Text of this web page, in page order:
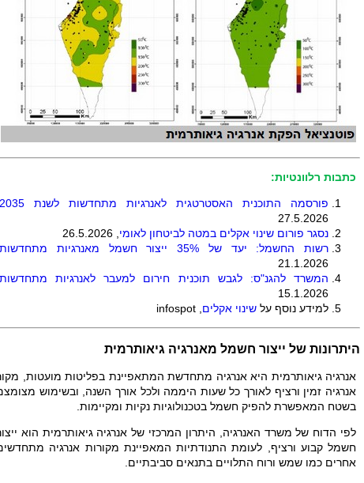
כתבות רלוונטיות:
פורסמה התוכנית האסטרטגית לאנרגיות מתחדשות לשנת 2035
27.5.2026
נסגר פורום שינוי אקלים במטה לביטחון לאומי
רשות החשמל: יעד של 35% ייצור חשמל מאנרגיות מתחדשות
21.1.2026
המשרד להגנ"ס: לגבש תוכנית חירום למעבר לאנרגיות מתחדשות
15.1.2026
למידע נוסף על שינוי אקלים infospot
היתרונות של ייצור חשמל מאנרגיה גיאותרמית
אנרגיה גיאותרמית היא אנרגיה מתחדשת המתאפיינת בפליטות מועטות,
אנרגיה זמין ורציף לאורך כל שעות היממה ולכל אורך השנה, ובשימוש
בשטח המאפשרת להפיק חשמל בטכנולוגיות נקיות ומקיימות.
לפי הדוח של משרד האנרגיה, היתרון המרכזי של אנרגיה גיאותרמית הוא
חשמל קבוע ורציף, לעומת התנודתיות המאפיינת מקורות אנרגיה
אחרים כמו שמש ורוח התלויים בתנאים סביבתיים.